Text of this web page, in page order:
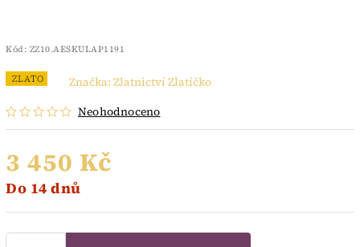
Kód: ZZ10.AESKULAP1191
ZLATO
Neohodnoceno
Značka: Zlatnictví Zlatíčko
3 450 Kč
Do 14 dnů